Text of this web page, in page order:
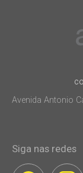
Avenida Antonio
Siga nas redes